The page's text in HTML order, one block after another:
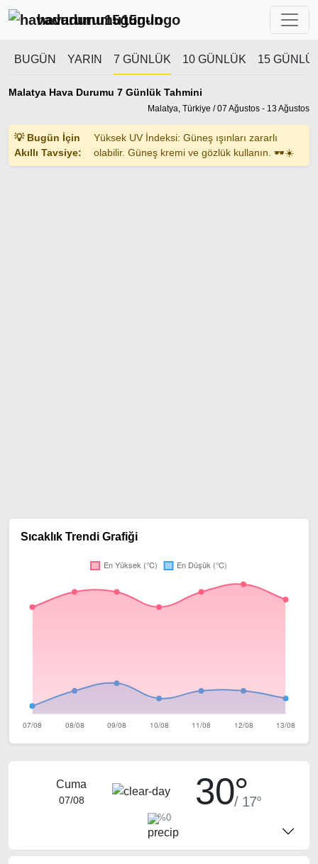
havadurumu15gun
BUGÜN YARIN 7 GÜNLÜK 10 GÜNLÜK 15
Malatya Hava Durumu 7 Günlük Tahmini
Malatya, Türkiye / 07 Ağustos - 13 Ağustos
💡 Bugün İçin
Akıllı Tavsiye:
Yüksek UV İndeksi: Güneş ışınları zararlı
olabilir. Güneş kremi ve gözlük kullanın. 🕶️☀️
Sıcaklık Trendi Grafiği
Cuma
07/08 30°/ 17°
%0